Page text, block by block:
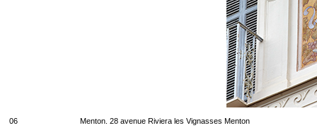
06 Menton. 28 avenue Riviera les Vignasses Menton